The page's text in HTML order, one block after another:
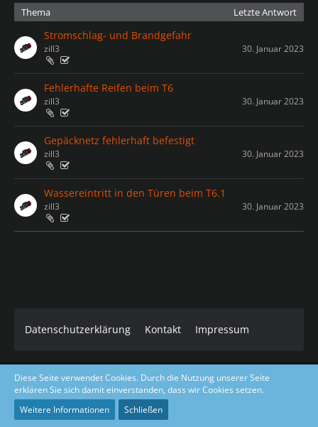
Thema Letzte Antwort
Stromschlag- und Brandgefahr
zill3 30. Januar 2023
Fehlerhafte Reifen beim T6
zill3 30. Januar 2023
Gepäcknetz fehlerhaft befestigt
zill3 30. Januar 2023
Wassereintritt in den Türen beim T6.1
zill3 30. Januar 2023
Datenschutzerklärung Kontakt Impressum
Core Dark Modded Design coded & layout by Gino Zantarelli 2019-
2026©
Community-Software:WoltLab Suite™ 5.5.23
Diese Seite verwendet Cookies. Durch die Nutzung unserer Seite
erklären Sie sich damit einverstanden, dass wir Cookies setzen.
Weitere Informationen
Schließen